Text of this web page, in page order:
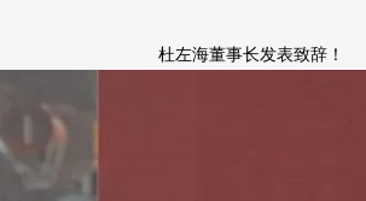
杜左海董事长发表致辞！